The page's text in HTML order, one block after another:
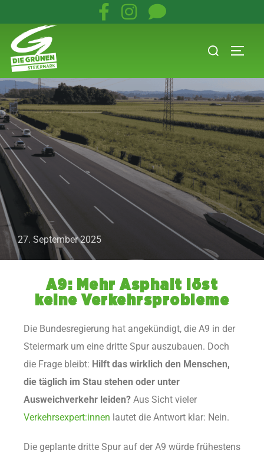
27. September 2025
A9: Mehr Asphalt löst
keine Verkehrsprobleme
Die Bundesregierung hat angekündigt, die A9 in der
Steiermark um eine dritte Spur auszubauen. Doch
die Frage bleibt: Hilft das wirklich den Menschen,
die täglich im Stau stehen oder unter
Ausweichverkehr leiden? Aus Sicht vieler
Verkehrsexpert:innen lautet die Antwort klar: Nein.
Die geplante dritte Spur auf der A9 würde frühestens